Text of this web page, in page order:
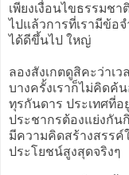
เพียงเงื่อนไขธรรมช
ไปแล้วการที่เรามีข้อ
ได้ดีขึ้นไป ใหญ่
ลองสังเกตดูสิคะว่าเ
บางครั้งเราก็ไม่คิดค้
ทุรกันดาร ประเทศที่อ
ประชากรต้องแย่งกัน
มีความคิดสร้างสรรค์
ประโยชน์สูงสุดจริงๆ